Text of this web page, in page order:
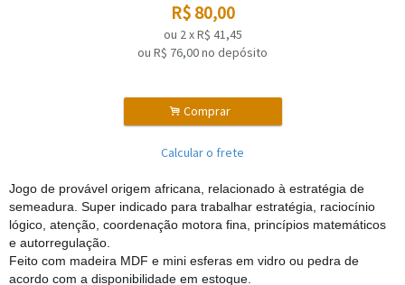
R$ 80,00
ou 2xR$ 41,45
ou R$ 76,00no depósito
. Comprar
Calcular o frete
Jogo de provável origem africana, relacionado à estratégia de
semeadura. Super indicado para trabalhar estratégia, raciocínio
lógico, atenção, coordenação motora fina, princípios matemáticos
e autorregulação.
Feito com madeira MDF e mini esferas em vidro ou pedra de
acordo com a disponibilidade em estoque.